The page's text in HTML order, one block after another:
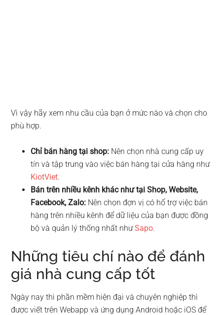
Vì vậy hãy xem nhu cầu của bạn ở mức nào và chọn cho
phù hợp.
Chỉ bán hàng tại shop: Nên chọn nhà cung cấp uy
tín và tập trung vào việc bán hàng tại cửa hàng như
KiotViet.
Bán trên nhiều kênh khác như tại Shop, Website,
Facebook, Zalo: Nên chọn đợn vị có hổ trợ việc bán
hàng trên nhiều kênh để dữ liệu của bạn được đồng
bộ và quản lý thống nhất nhưSapo.
Những tiêu chí nào để đánh
giá nhà cung cấp tốt
Ngày nay thì phần mềm hiện đại và chuyên nghiệp thì
được viết trên Webapp và ứng dụng Android hoặc iOS để